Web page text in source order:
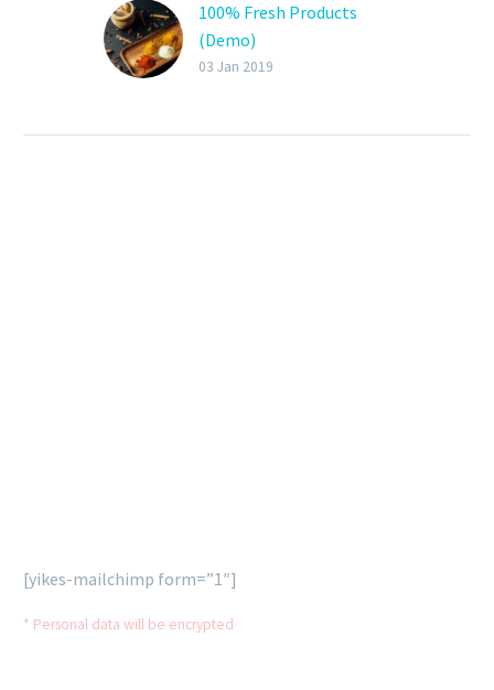
100% Fresh Products
(Demo)
Lorem Ipsum. Proin
03 Jan 2019
[yikes-mailchimp form=”1″]
* Personal data will be encrypted